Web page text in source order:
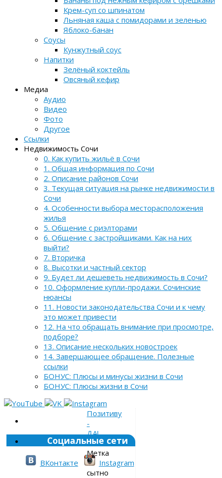
Крем-суп со шпинатом
Льняная каша с помидорами и зеленью
Яблоко-банан
Соусы
Кунжутный соус
Напитки
Зелёный коктейль
Овсяный кефир
Медиа
Аудио
Видео
Фото
Другое
Ссылки
Недвижимость Сочи
0. Как купить жильё в Сочи
1. Общая информация по Сочи
2. Описание районов Сочи
3. Текущая ситуация на рынке недвижимости в
Сочи
4. Особенности выбора месторасположения
жилья
5. Общение с риэлторами
6. Общение с застройщиками. Как на них
выйти?
7. Вторичка
8. Высотки и частный сектор
9. Будет ли дешеветь недвижимость в Сочи?
10. Оформление купли-продажи. Сочинские
нюансы
11. Новости законодательства Сочи и к чему
это может привести
12. На что обращать внимание при просмотре,
подборе?
13. Описание нескольких новостроек
14. Завершающее обращение. Полезные
ссылки
БОНУС: Плюсы и минусы жизни в Сочи
БОНУС: Плюсы жизни в Сочи
Позитиву
-
ДА!
»
Метка
»
сытно
Социальные сети
ВКонтакте Instagram